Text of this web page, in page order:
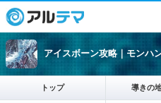
アイスボーン攻略｜モンハ
トップ 導きの